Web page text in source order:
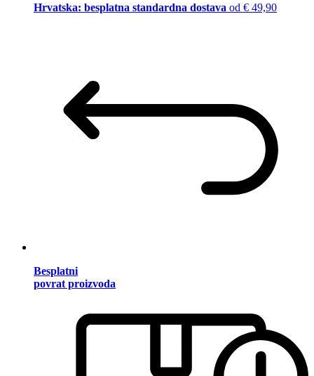
Hrvatska: besplatna standardna dostava od € 49,90
Besplatni
povrat proizvoda